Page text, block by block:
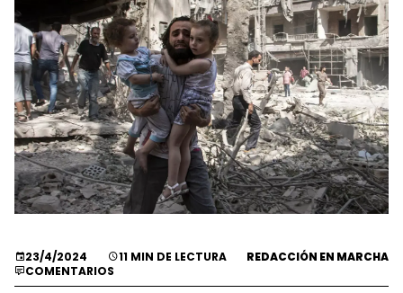
23/4/2024 11 MIN DE LECTURA
REDACCIÓN EN MARCHA
COMENTARIOS